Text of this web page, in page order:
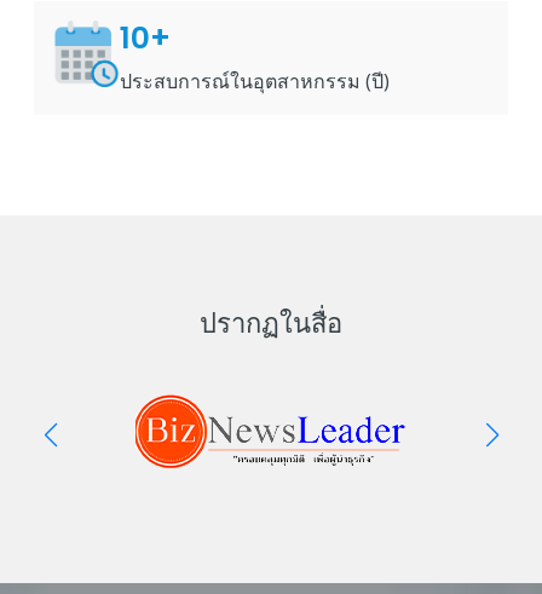
10+
ประสบการณ์ในอุตสาหกรรม (ปี)
ปรากฏในสื่อ